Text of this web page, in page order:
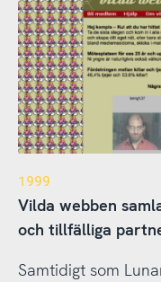
1999
Vilda webben
och tillfälliga
Samtidigt som